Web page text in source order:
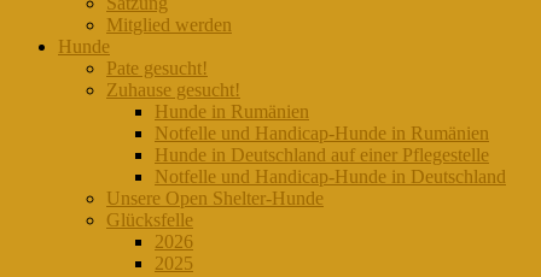
Mitglied werden
Hunde
Pate gesucht!
Zuhause gesucht!
Hunde in Rumänien
Notfelle und Handicap-Hunde in Rumänien
Hunde in Deutschland auf einer Pflegestelle
Notfelle und Handicap-Hunde in Deutschland
Unsere Open Shelter-Hunde
Glücksfelle
2026
2025